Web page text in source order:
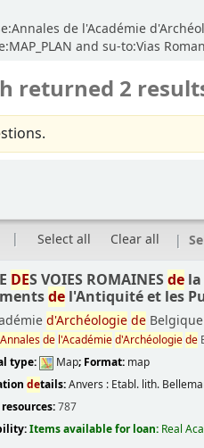
de l'Académie
and su-to:Vias
returned 2
Select all Clear all
DES VOIES ROMAINESde
de l'Antiquité et les
d'Archéologie de
Annalesde l'Académied'Archéologiede
type:
Map; Format: map
details:Anvers : Etabl. lith.
787
Items available for loan: Real Aca